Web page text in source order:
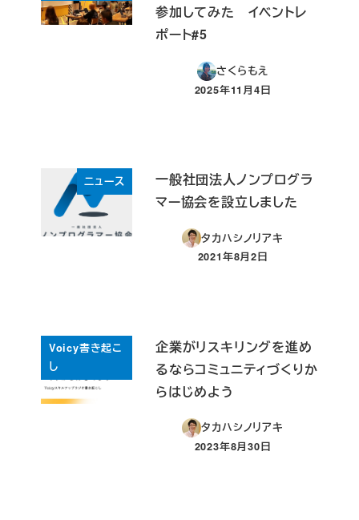
参加してみた イベントレ
ポート#5
さくらもえ
投稿日
2025年11月4日
ニュース
一般社団法人ノンプログラ
マー協会を設立しました
タカハシノリアキ
投稿日
2021年8月2日
Voicy書き起こ
し
企業がリスキリングを進め
るならコミュニティづくりか
らはじめよう
タカハシノリアキ
投稿日
2023年8月30日